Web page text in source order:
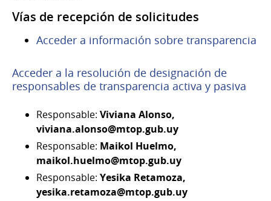
Vías de recepción de solicitudes
Acceder a información sobre transparencia
Acceder a la resolución de designación de
responsables de transparencia activa y pasiva
Responsable: Viviana Alonso,
viviana.alonso@mtop.gub.uy
Responsable: Maikol Huelmo,
maikol.huelmo@mtop.gub.uy
Responsable: Yesika Retamoza,
yesika.retamoza@mtop.gub.uy